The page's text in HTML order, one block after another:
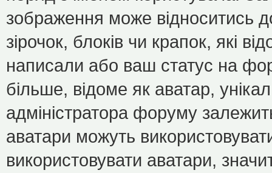
зображення може відноситись
зірочок, блоків чи крапок, які
написали або ваш статус на
більше, відоме як аватар,
адміністратора форуму
аватари можуть
використовувати аватари,